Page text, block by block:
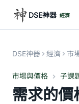
DSE神器 經濟
DSE神器 經濟 市
市場與價格 子課
需求的價